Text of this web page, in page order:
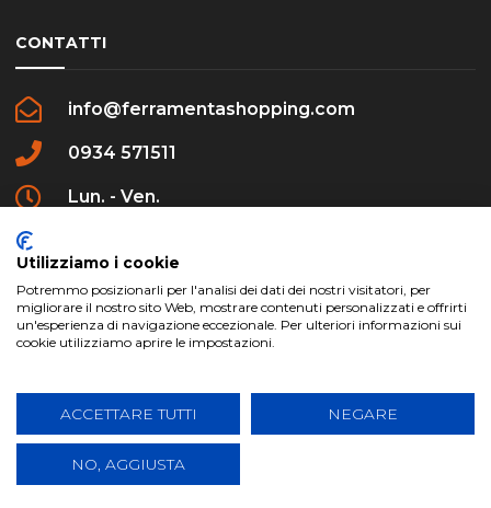
CONTATTI
info@ferramentashopping.com
0934 571511
Lun. - Ven.
Creative Agency | All Rights Reserved.
Utilizziamo i cookie
Potremmo posizionarli per l'analisi dei dati dei nostri visitatori, per
migliorare il nostro sito Web, mostrare contenuti personalizzati e offrirti
un'esperienza di navigazione eccezionale. Per ulteriori informazioni sui
cookie utilizziamo aprire le impostazioni.
ACCETTARE TUTTI NEGARE
NO, AGGIUSTA